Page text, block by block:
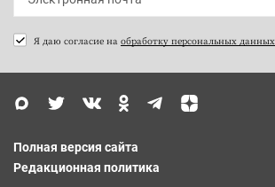
Я даю согласие на обработку персональных данных
Полная версия сайта
Редакционная политика